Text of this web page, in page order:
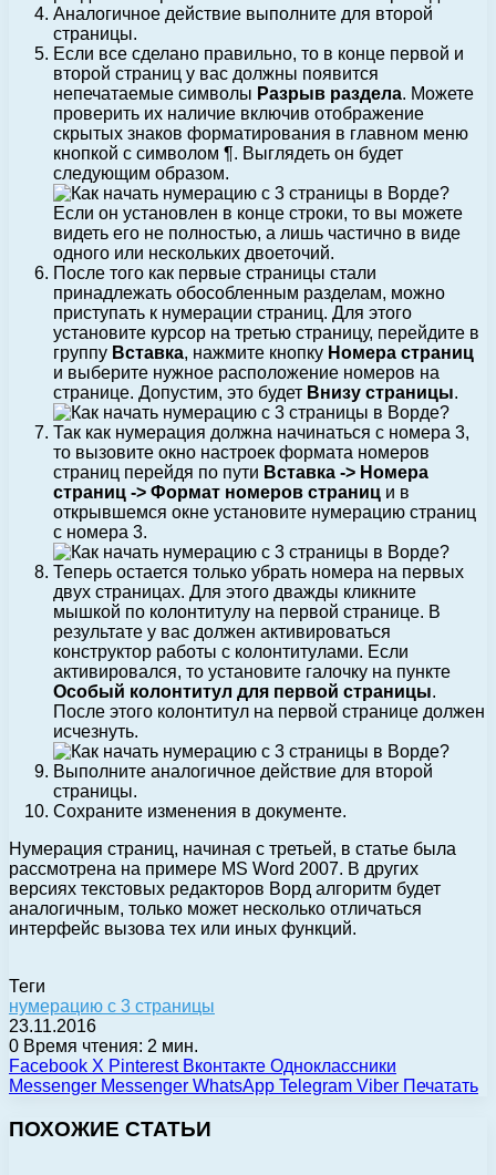
Аналогичное действие выполните для второй
страницы.
Если все сделано правильно, то в конце первой и
второй страниц у вас должны появится
непечатаемые символы Разрыв раздела. Можете
проверить их наличие включив отображение
скрытых знаков форматирования в главном меню
кнопкой с символом ¶. Выглядеть он будет
следующим образом.
Если он установлен в конце строки, то вы можете
видеть его не полностью, а лишь частично в виде
одного или нескольких двоеточий.
После того как первые страницы стали
принадлежать обособленным разделам, можно
приступать к нумерации страниц. Для этого
установите курсор на третью страницу, перейдите в
группу Вставка, нажмите кнопку Номера страниц
и выберите нужное расположение номеров на
странице. Допустим, это будет Внизу страницы.
Так как нумерация должна начинаться с номера 3,
то вызовите окно настроек формата номеров
страниц перейдя по пути Вставка -> Номера
страниц -> Формат номеров страниц и в
открывшемся окне установите нумерацию страниц
с номера 3.
Теперь остается только убрать номера на первых
двух страницах. Для этого дважды кликните
мышкой по колонтитулу на первой странице. В
результате у вас должен активироваться
конструктор работы с колонтитулами. Если
активировался, то установите галочку на пункте
Особый колонтитул для первой страницы.
После этого колонтитул на первой странице должен
исчезнуть.
Выполните аналогичное действие для второй
страницы.
Сохраните изменения в документе.
Нумерация страниц, начиная с третьей, в статье была
рассмотрена на примере MS Word 2007. В других
версиях текстовых редакторов Ворд алгоритм будет
аналогичным, только может несколько отличаться
интерфейс вызова тех или иных функций.
Теги
нумерацию с 3 страницы
23.11.2016
0 Время чтения: 2 мин.
Facebook X Pinterest Вконтакте Одноклассники
Messenger Messenger WhatsApp Telegram Viber Печатать
ПОХОЖИЕ СТАТЬИ